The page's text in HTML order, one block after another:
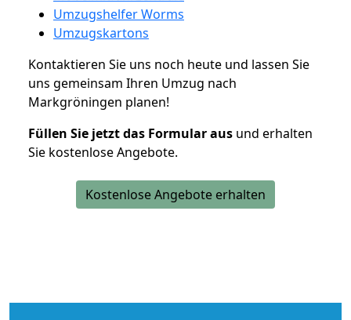
Umzugshelfer Worms
Umzugskartons
Kontaktieren Sie uns noch heute und lassen Sie
uns gemeinsam Ihren Umzug nach
Markgröningen planen!
Füllen Sie jetzt das Formular aus und erhalten
Sie kostenlose Angebote.
Kostenlose Angebote erhalten